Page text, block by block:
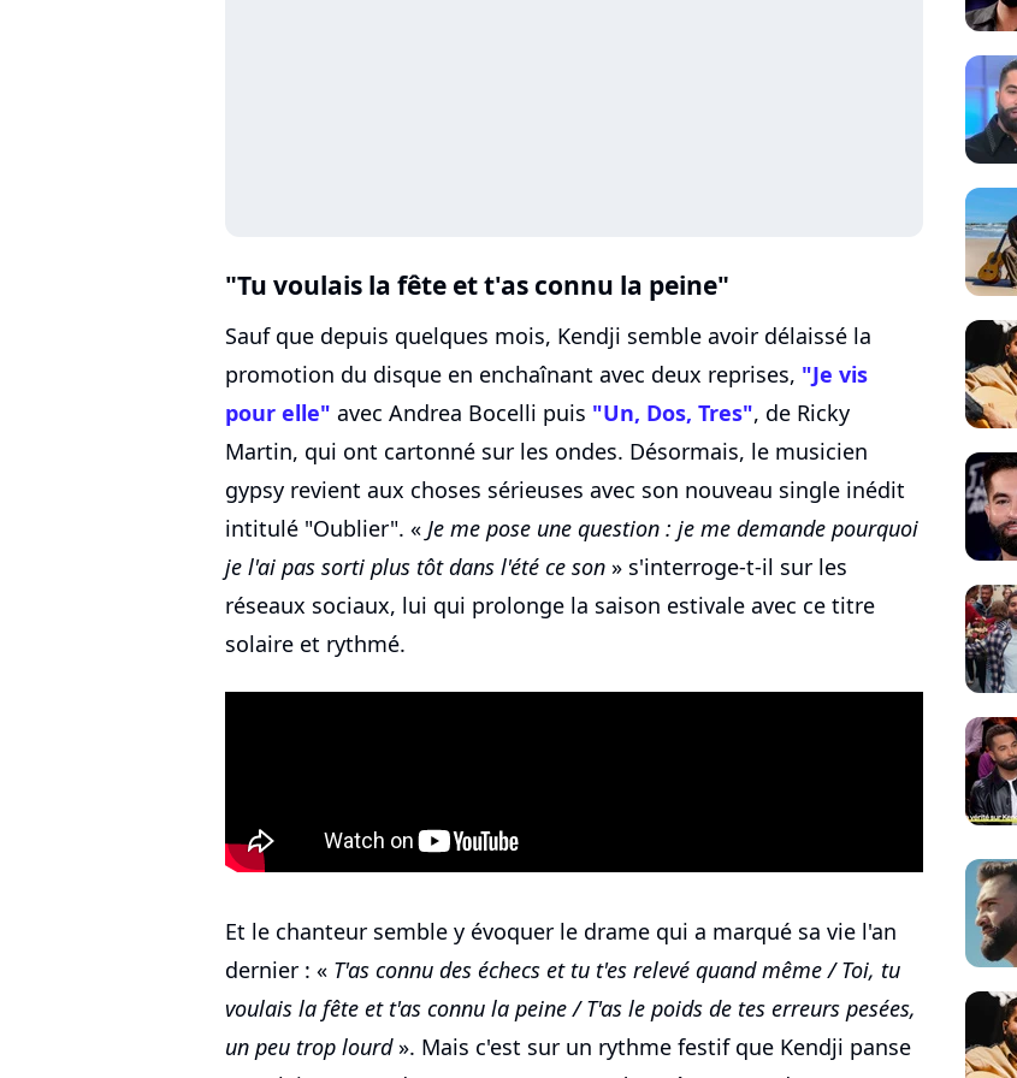
"Tu voulais la fête et t'as connu la peine"
Sauf que depuis quelques mois, Kendji semble avoir délaissé la
promotion du disque en enchaînant avec deux reprises, "Je vis
pour elle" avec Andrea Bocelli puis "Un, Dos, Tres", de Ricky
Martin, qui ont cartonné sur les ondes. Désormais, le musicien
gypsy revient aux choses sérieuses avec son nouveau single inédit
intitulé "Oublier". « Je me pose une question : je me demande pourquoi
je l'ai pas sorti plus tôt dans l'été ce son » s'interroge-t-il sur les
réseaux sociaux, lui qui prolonge la saison estivale avec ce titre
solaire et rythmé.
Et le chanteur semble y évoquer le drame qui a marqué sa vie l'an
dernier : « T'as connu des échecs et tu t'es relevé quand même / Toi, tu
voulais la fête et t'as connu la peine / T'as le poids de tes erreurs pesées,
un peu trop lourd». Mais c'est sur un rythme festif que Kendji panse